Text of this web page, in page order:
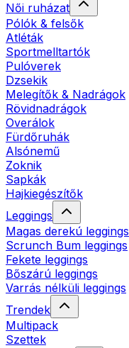
Női ruházat
Pólók & felsők
Atléták
Sportmelltartók
Pulóverek
Dzsekik
Melegítők & Nadrágok
Rövidnadrágok
Overálok
Fürdőruhák
Alsónemű
Zoknik
Sapkák
Hajkiegészítők
Leggings
Magas derekú leggings
Scrunch Bum leggings
Fekete leggings
Bőszárú leggings
Varrás nélküli leggings
Trendek
Multipack
Szettek